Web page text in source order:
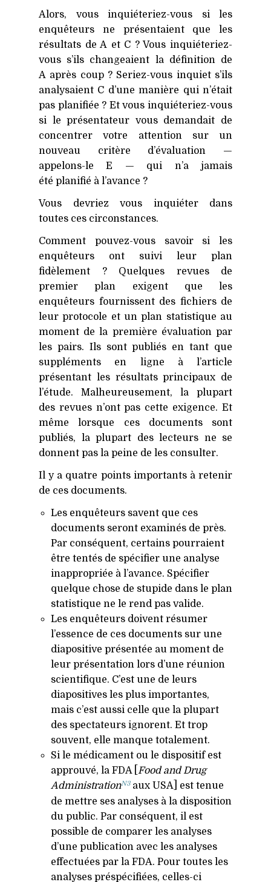
Alors, vous inquiéteriez-vous si les
enquêteurs ne présentaient que les
résultats de A et C ? Vous inquiéteriez-
vous s’ils changeaient la définition de
A après coup ? Seriez-vous inquiet s’ils
analysaient C d’une manière qui n’était
pas planifiée ? Et vous inquiéteriez-vous
si le présentateur vous demandait de
concentrer votre attention sur un
nouveau critère d’évaluation —
appelons-le E — qui n’a jamais
été planifié à l’avance ?
Vous devriez vous inquiéter dans
toutes ces circonstances.
Comment pouvez-vous savoir si les
enquêteurs ont suivi leur plan
fidèlement ? Quelques revues de
premier plan exigent que les
enquêteurs fournissent des fichiers de
leur protocole et un plan statistique au
moment de la première évaluation par
les pairs. Ils sont publiés en tant que
suppléments en ligne à l’article
présentant les résultats principaux de
l’étude. Malheureusement, la plupart
des revues n’ont pas cette exigence. Et
même lorsque ces documents sont
publiés, la plupart des lecteurs ne se
donnent pas la peine de les consulter.
Il y a quatre points importants à retenir
de ces documents.
Les enquêteurs savent que ces
documents seront examinés de près.
Par conséquent, certains pourraient
être tentés de spécifier une analyse
inappropriée à l’avance. Spécifier
quelque chose de stupide dans le plan
statistique ne le rend pas valide.
Les enquêteurs doivent résumer
l’essence de ces documents sur une
diapositive présentée au moment de
leur présentation lors d’une réunion
scientifique. C’est une de leurs
diapositives les plus importantes,
mais c’est aussi celle que la plupart
des spectateurs ignorent. Et trop
souvent, elle manque totalement.
Si le médicament ou le dispositif est
approuvé, la FDA
Food and Drug
AdministrationN3aux USA ] est tenue
de mettre ses analyses à la disposition
du public. Par conséquent, il est
possible de comparer les analyses
d’une publication avec les analyses
effectuées par la FDA. Pour toutes les
analyses préspécifiées, celles-ci